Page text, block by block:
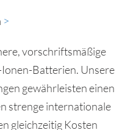
>​
vorschriftsmäßige
Batterien. Unsere
gewährleisten einen
strenge internationale
gleichzeitig Kosten